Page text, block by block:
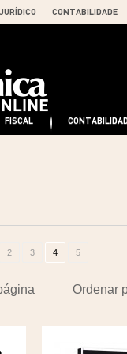
JURÍDICO CONTABILIDADE
FISCAL
2 3 4 5
Ordenar